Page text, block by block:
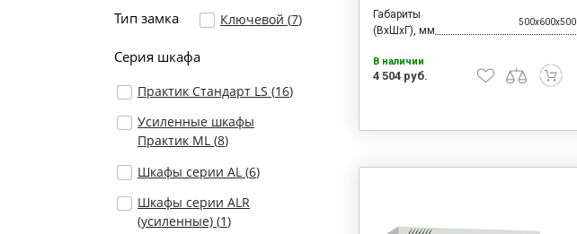
Тип замка Ключевой (7)
Серия шкафа
Практик Стандарт LS (16)
Усиленные шкафы
Практик ML (8)
Шкафы серии AL (6)
Шкафы серии ALR
(усиленные) (1)
Габариты
(ВхШхГ), мм
500x600x500
В наличии
4 504 руб.